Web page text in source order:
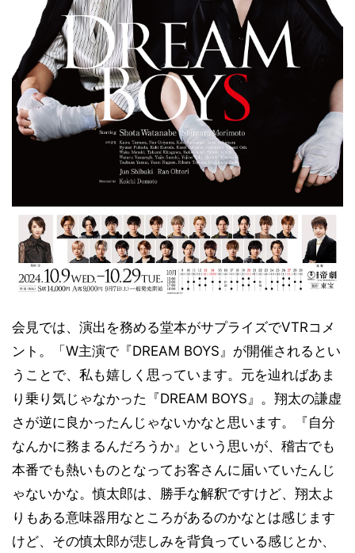
会見では、演出を務める堂本がサプライズでVTRコメ
ント。「W主演で『DREAM BOYS』が開催されるとい
うことで、私も嬉しく思っています。元を辿ればあま
り乗り気じゃなかった『DREAM BOYS』。翔太の謙虚
さが逆に良かったんじゃないかなと思います。『自分
なんかに務まるんだろうか』という思いが、稽古でも
本番でも熱いものとなってお客さんに届いていたんじ
ゃないかな。慎太郎は、勝手な解釈ですけど、翔太よ
りもある意味器用なところがあるのかなとは感じます
けど、その慎太郎が悲しみを背負っている感じとか、